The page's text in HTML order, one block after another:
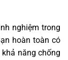
nghiệm trong
hoàn toàn có
năng chống